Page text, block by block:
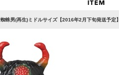
蜘蛛男(再生)ミドルサイズ【2016年2月下旬発送予定】